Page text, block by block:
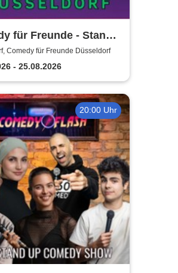
für Freunde - Stand-
Mic | Düsseldorf
Comedy für Freunde Düsseldorf
- 25.08.2026
20:00 Uhr